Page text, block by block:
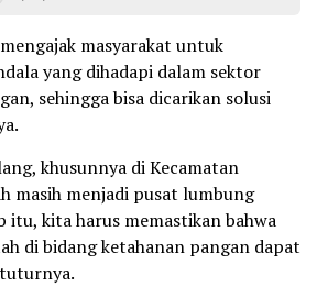
masyarakat untuk
yang dihadapi dalam sektor
sehingga bisa dicarikan solusi
khusunnya di Kecamatan
masih menjadi pusat lumbung
itu, kita harus memastikan bahwa
di bidang ketahanan pangan dapat